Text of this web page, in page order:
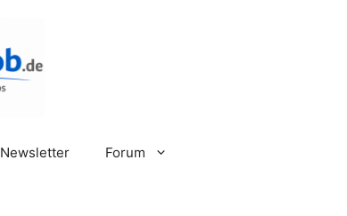
Newsletter Forum